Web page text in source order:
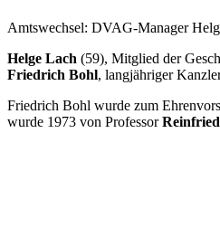
Amtswechsel: DVAG-Manager
Helge Lach (59), Mitglied der
Friedrich Bohl, langjähriger
Friedrich Bohl wurde zum
wurde 1973 von Professor